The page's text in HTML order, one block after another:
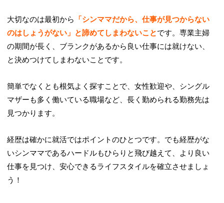
大切なのは最初から
「シンママだから、仕事が見つからない
のはしょうがない」と諦めてしまわないことです。専業主婦
の期間が長く、ブランクがあるから良い仕事には就けない、
と決めつけてしまわないことです。
簡単でなくとも根気よく探すことで、女性歓迎や、シングル
マザーも多く働いている職場など、長く勤められる勤務先は
見つかります。
経歴は確かに就活ではポイントのひとつです。でも経歴がな
いシンママであるハードルもひらりと飛び越えて、より良い
仕事を見つけ、安心できるライフスタイルを確立させましょ
う！